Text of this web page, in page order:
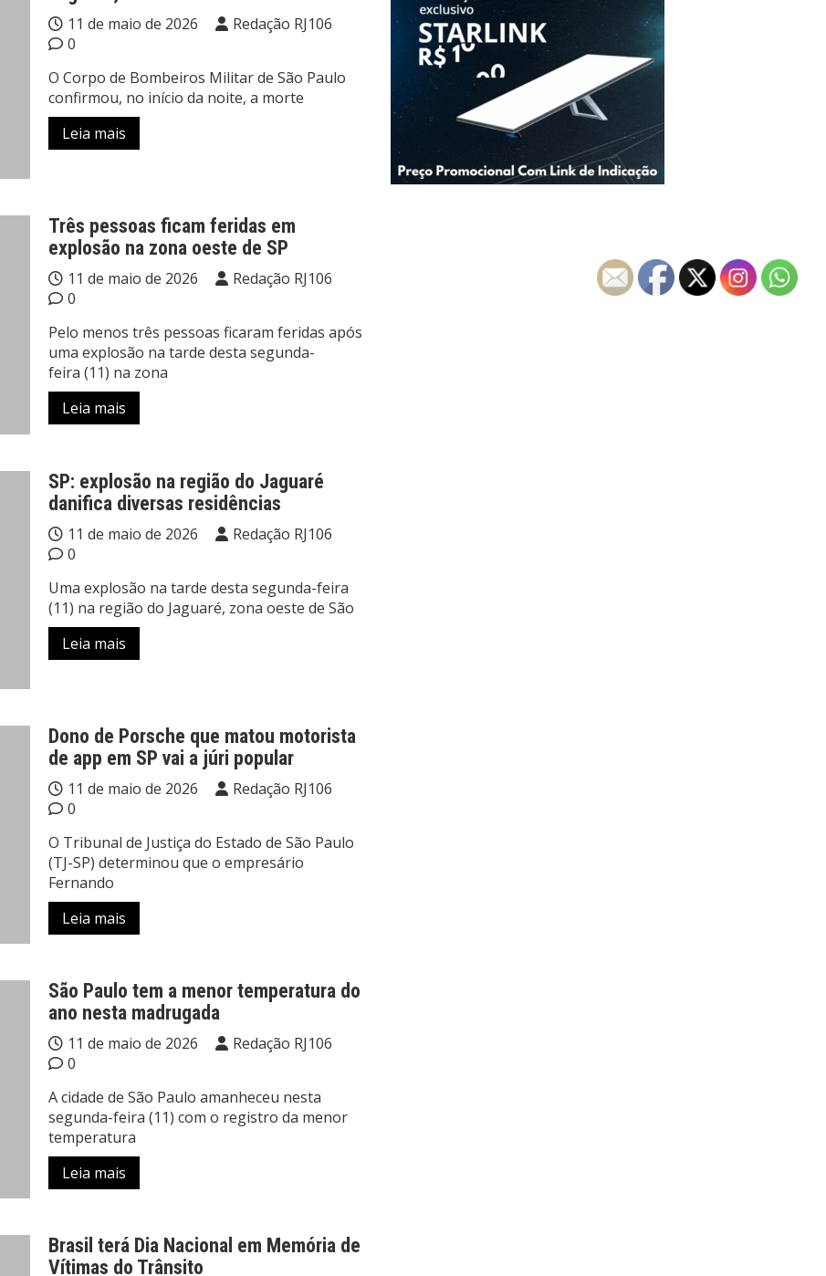
11 de maio de 2026
Redação RJ106
0
O Corpo de Bombeiros Militar de São Paulo
confirmou, no início da noite, a morte
Leia mais
Três pessoas ficam feridas em
explosão na zona oeste de SP
11 de maio de 2026
Redação RJ106
0
Pelo menos três pessoas ficaram feridas após
uma explosão na tarde desta segunda-
feira (11) na zona
Leia mais
SP: explosão na região do Jaguaré
danifica diversas residências
11 de maio de 2026
Redação RJ106
0
Uma explosão na tarde desta segunda-feira
(11) na região do Jaguaré, zona oeste de São
Leia mais
Dono de Porsche que matou motorista
de app em SP vai a júri popular
11 de maio de 2026
Redação RJ106
0
O Tribunal de Justiça do Estado de São Paulo
(TJ-SP) determinou que o empresário
Fernando
Leia mais
São Paulo tem a menor temperatura do
ano nesta madrugada
11 de maio de 2026
Redação RJ106
0
A cidade de São Paulo amanheceu nesta
segunda-feira (11) com o registro da menor
temperatura
Leia mais
Brasil terá Dia Nacional em Memória de
Vítimas do Trânsito